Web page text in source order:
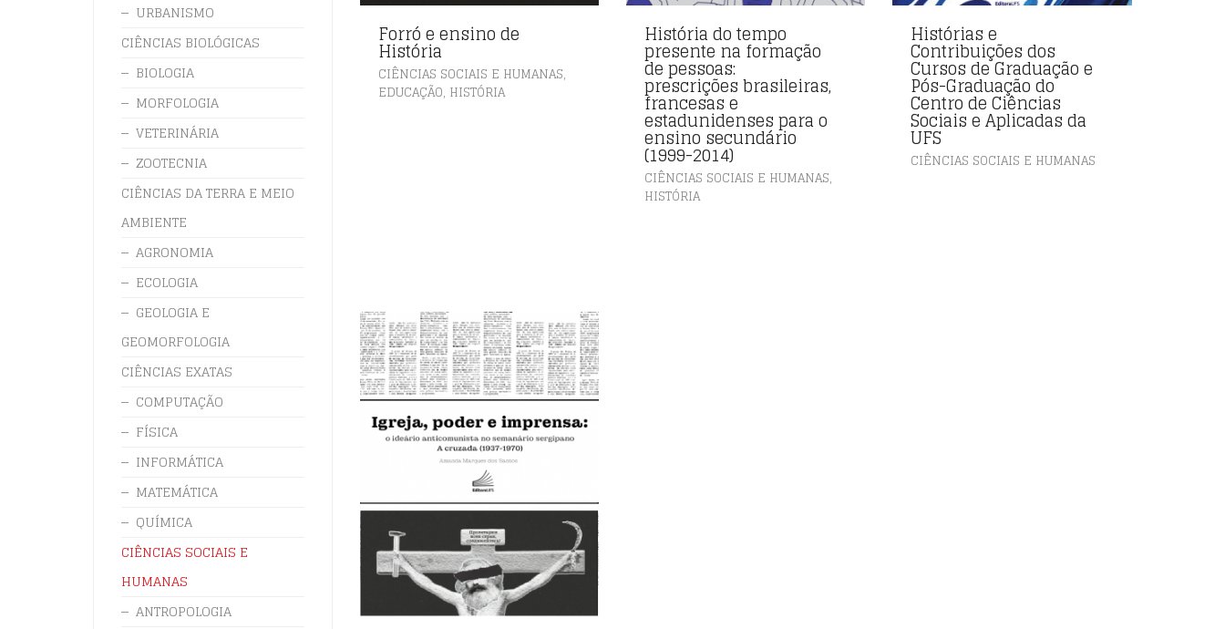
Forró e ensino de
História
CIÊNCIAS SOCIAIS E HUMANAS,
EDUCAÇÃO, HISTÓRIA
História do tempo
presente na formação
de pessoas:
prescrições brasileiras,
francesas e
estadunidenses para o
ensino secundário
(1999-2014)
CIÊNCIAS SOCIAIS E HUMANAS,
HISTÓRIA
Histórias e
Contribuições dos
Cursos de Graduação e
Pós-Graduação do
Centro de Ciências
Sociais e Aplicadas da
UFS
CIÊNCIAS SOCIAIS E HUMANAS
URBANISMO
CIÊNCIAS BIOLÓGICAS
BIOLOGIA
MORFOLOGIA
VETERINÁRIA
ZOOTECNIA
CIÊNCIAS DA TERRA E MEIO
AMBIENTE
AGRONOMIA
ECOLOGIA
GEOLOGIA E
GEOMORFOLOGIA
CIÊNCIAS EXATAS
COMPUTAÇÃO
FÍSICA
INFORMÁTICA
MATEMÁTICA
QUÍMICA
CIÊNCIAS SOCIAIS E
HUMANAS
ANTROPOLOGIA